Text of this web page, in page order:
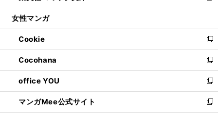
開
ウ
開
く
ン
ウ
で
開
く
ウ
ン
ド
ウ
で
開
く
し
ウ
ィ
ン
ド
ウ
で
開
く
女性マンガ
Cookie
新
し
い
ウ
ィ
ン
ド
ウ
Cocohana
新
し
い
ウ
ィ
ン
office YOU
新
し
い
ウ
マンガMee公式サイト
新
し